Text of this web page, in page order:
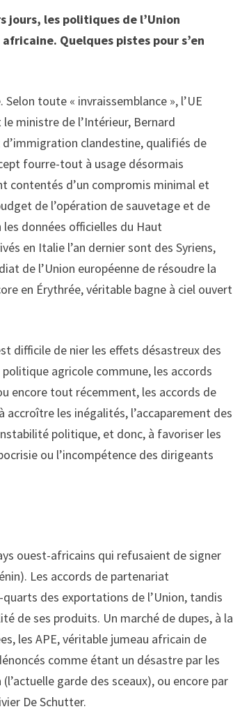
jours, les politiques de l’Union
Quelques pistes pour s’en
toute « invraissemblance », l’UE
ministre de l’Intérieur, Bernard
d’immigration clandestine, qualifiés de
fourre-tout à usage désormais
contentés d’un compromis minimal et
de l’opération de sauvetage et de
les données officielles du Haut
en Italie l’an dernier sont des Syriens,
de l’Union européenne de résoudre la
en Érythrée, véritable bagne à ciel ouvert
difficile de nier les effets désastreux des
agricole commune, les accords
encore tout récemment, les accords de
les inégalités, l’accaparement des
politique, et donc, à favoriser les
ou l’incompétence des dirigeants
ouest-africains qui refusaient de signer
Les accords de partenariat
des exportations de l’Union, tandis
de ses produits. Un marché de dupes, à la
les APE, véritable jumeau africain de
comme étant un désastre par les
garde des sceaux), ou encore par
De Schutter.